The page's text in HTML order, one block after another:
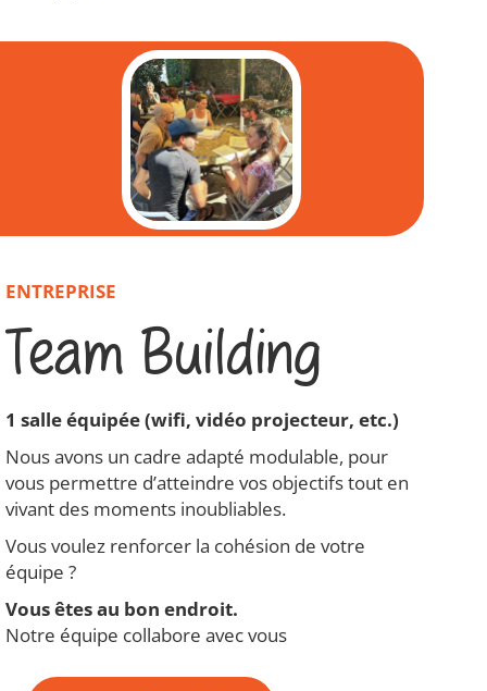
ENTREPRISE
Team Building
1 salle équipée (wifi, vidéo projecteur, etc.)
Nous avons un cadre adapté modulable, pour
vous permettre d’atteindre vos objectifs tout en
vivant des moments inoubliables.
Vous voulez renforcer la cohésion de votre
équipe ?
Vous êtes au bon endroit.
Notre équipe collabore avec vous